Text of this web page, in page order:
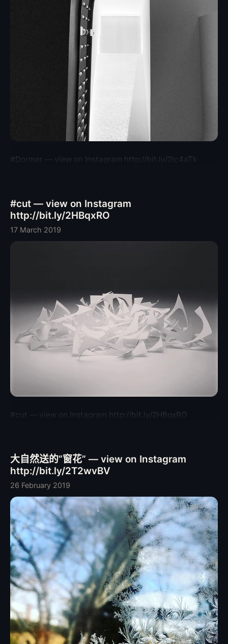
#Dormer — view on Instagram http://bit.ly/2Ic4aTk
#cut — view on Instagram
http://bit.ly/2HBqxRO
17 March 2019
#cut — view on Instagram http://bit.ly/2HBqxRO
大自然送的“窗花” — view on Instagram
http://bit.ly/2T2wvBV
26 February 2019